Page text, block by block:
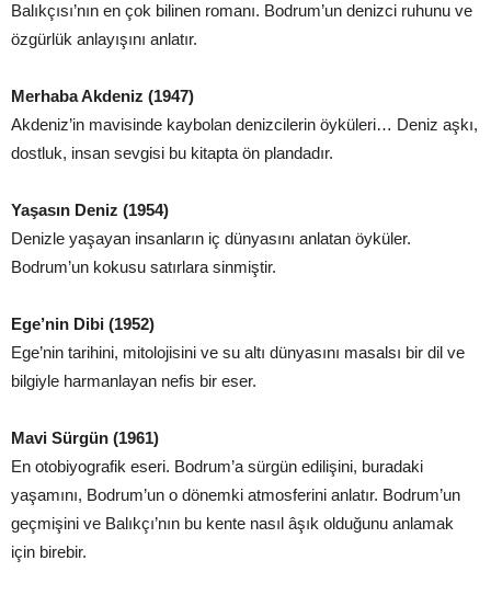
Balıkçısı’nın en çok bilinen romanı. Bodrum’un denizci ruhunu ve
özgürlük anlayışını anlatır.
Merhaba Akdeniz (1947)
Akdeniz’in mavisinde kaybolan denizcilerin öyküleri… Deniz aşkı,
dostluk, insan sevgisi bu kitapta ön plandadır.
Yaşasın Deniz (1954)
Denizle yaşayan insanların iç dünyasını anlatan öyküler.
Bodrum’un kokusu satırlara sinmiştir.
Ege’nin Dibi (1952)
Ege’nin tarihini, mitolojisini ve su altı dünyasını masalsı bir dil ve
bilgiyle harmanlayan nefis bir eser.
Mavi Sürgün (1961)
En otobiyografik eseri. Bodrum’a sürgün edilişini, buradaki
yaşamını, Bodrum’un o dönemki atmosferini anlatır. Bodrum’un
geçmişini ve Balıkçı’nın bu kente nasıl âşık olduğunu anlamak
için birebir.